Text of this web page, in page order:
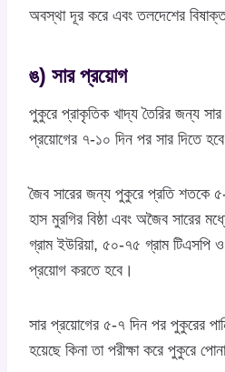
অবস্থা দূর করে এবং তলদেশের
ঙ) সার প্রয়োগ
পুকুরে প্রাকৃতিক খাদ্য তৈরির জন্য
প্রয়োগের ৭-১০ দিন পর সার দিতে
জৈব সারের জন্য পুকুরে প্রতি শতকে
হাস মুরগির বিষ্ঠা এবং অজৈব সারের
গ্রাম ইউরিয়া, ৫০-৭৫ গ্রাম টিএসপি
প্রয়োগ করতে হবে।
সার প্রয়োগের ৫-৭ দিন পর পুকুরের
হয়েছে কিনা তা পরীক্ষা করে পুকুরে